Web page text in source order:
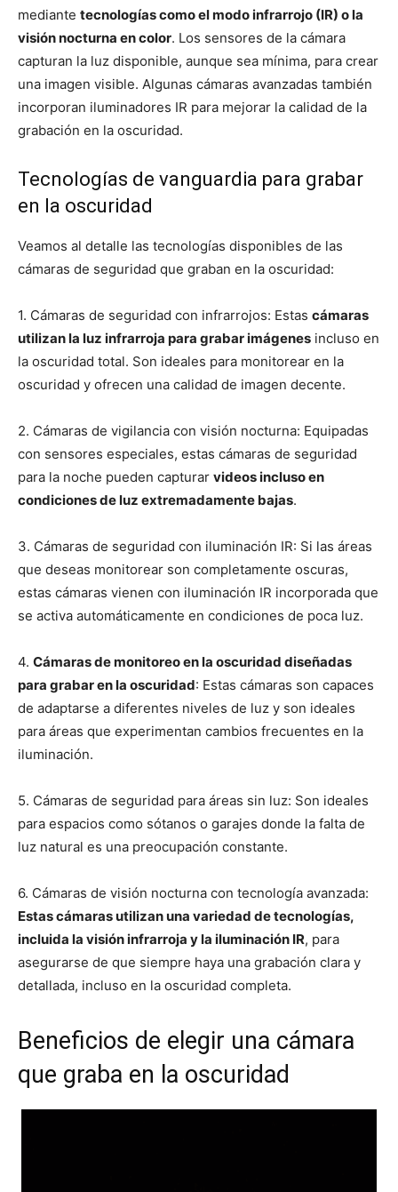
mediante tecnologías como el modo infrarrojo (IR) o la
visión nocturna en color. Los sensores de la cámara
capturan la luz disponible, aunque sea mínima, para crear
una imagen visible. Algunas cámaras avanzadas también
incorporan iluminadores IR para mejorar la calidad de la
grabación en la oscuridad.
Tecnologías de vanguardia para grabar
en la oscuridad
Veamos al detalle las tecnologías disponibles de las
cámaras de seguridad que graban en la oscuridad:
1. Cámaras de seguridad con infrarrojos: Estas cámaras
utilizan la luz infrarroja para grabar imágenes incluso en
la oscuridad total. Son ideales para monitorear en la
oscuridad y ofrecen una calidad de imagen decente.
2. Cámaras de vigilancia con visión nocturna: Equipadas
con sensores especiales, estas cámaras de seguridad
para la noche pueden capturar videos incluso en
condiciones de luz extremadamente bajas.
3. Cámaras de seguridad con iluminación IR: Si las áreas
que deseas monitorear son completamente oscuras,
estas cámaras vienen con iluminación IR incorporada que
se activa automáticamente en condiciones de poca luz.
4. Cámaras de monitoreo en la oscuridad diseñadas
para grabar en la oscuridad: Estas cámaras son capaces
de adaptarse a diferentes niveles de luz y son ideales
para áreas que experimentan cambios frecuentes en la
iluminación.
5. Cámaras de seguridad para áreas sin luz: Son ideales
para espacios como sótanos o garajes donde la falta de
luz natural es una preocupación constante.
6. Cámaras de visión nocturna con tecnología avanzada:
Estas cámaras utilizan una variedad de tecnologías,
incluida la visión infrarroja y la iluminación IR, para
asegurarse de que siempre haya una grabación clara y
detallada, incluso en la oscuridad completa.
Beneficios de elegir una cámara
que graba en la oscuridad